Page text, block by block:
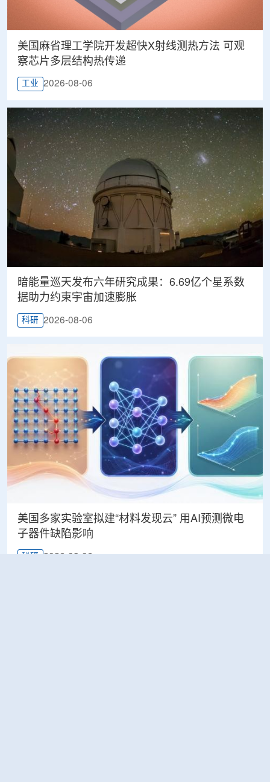
美国麻省理工学院开发超快X射线测热方法 可观
察芯片多层结构热传递
工业 2026-08-06
暗能量巡天发布六年研究成果：6.69亿个星系数
据助力约束宇宙加速膨胀
科研 2026-08-06
美国多家实验室拟建“材料发现云” 用AI预测微电
子器件缺陷影响
科研 2026-08-06